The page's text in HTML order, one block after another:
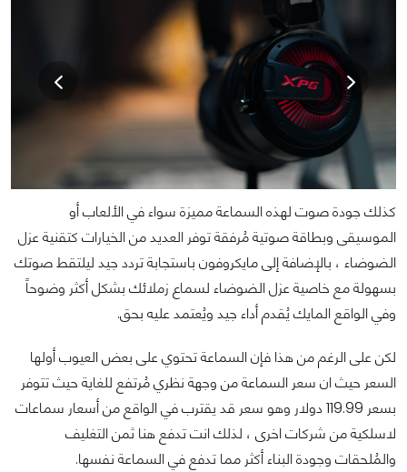
كذلك جودة صوت لهذه السماعة مميزة سواء في الألعاب أو
الموسيقى وبطاقة صوتية مُرفقة توفر العديد من الخيارات كتقنية عزل
الضوضاء ، بالإضافة إلى مايكروفون باستجابة تردد جيد ليلتقط صوتك
بسهولة مع خاصية عزل الضوضاء لسماع زملائك بشكل أكثر وضوحاً
وفي الواقع المايك يُقدم أداء جيد ويُعتمد عليه بحق.
لكن على الرغم من هذا فإن السماعة تحتوي على بعض العيوب أولها
السعر حيث ان سعر السماعة من وجهة نظري مُرتفع للغاية حيث تتوفر
بسعر 119.99 دولار وهو سعر قد يقترب في الواقع من أسعار سماعات
لاسلكية من شركات اخرى ، لذلك انت تدفع هنا ثمن التغليف
والمُلحقات وجودة البناء أكثر مما تدفع في السماعة نفسها.